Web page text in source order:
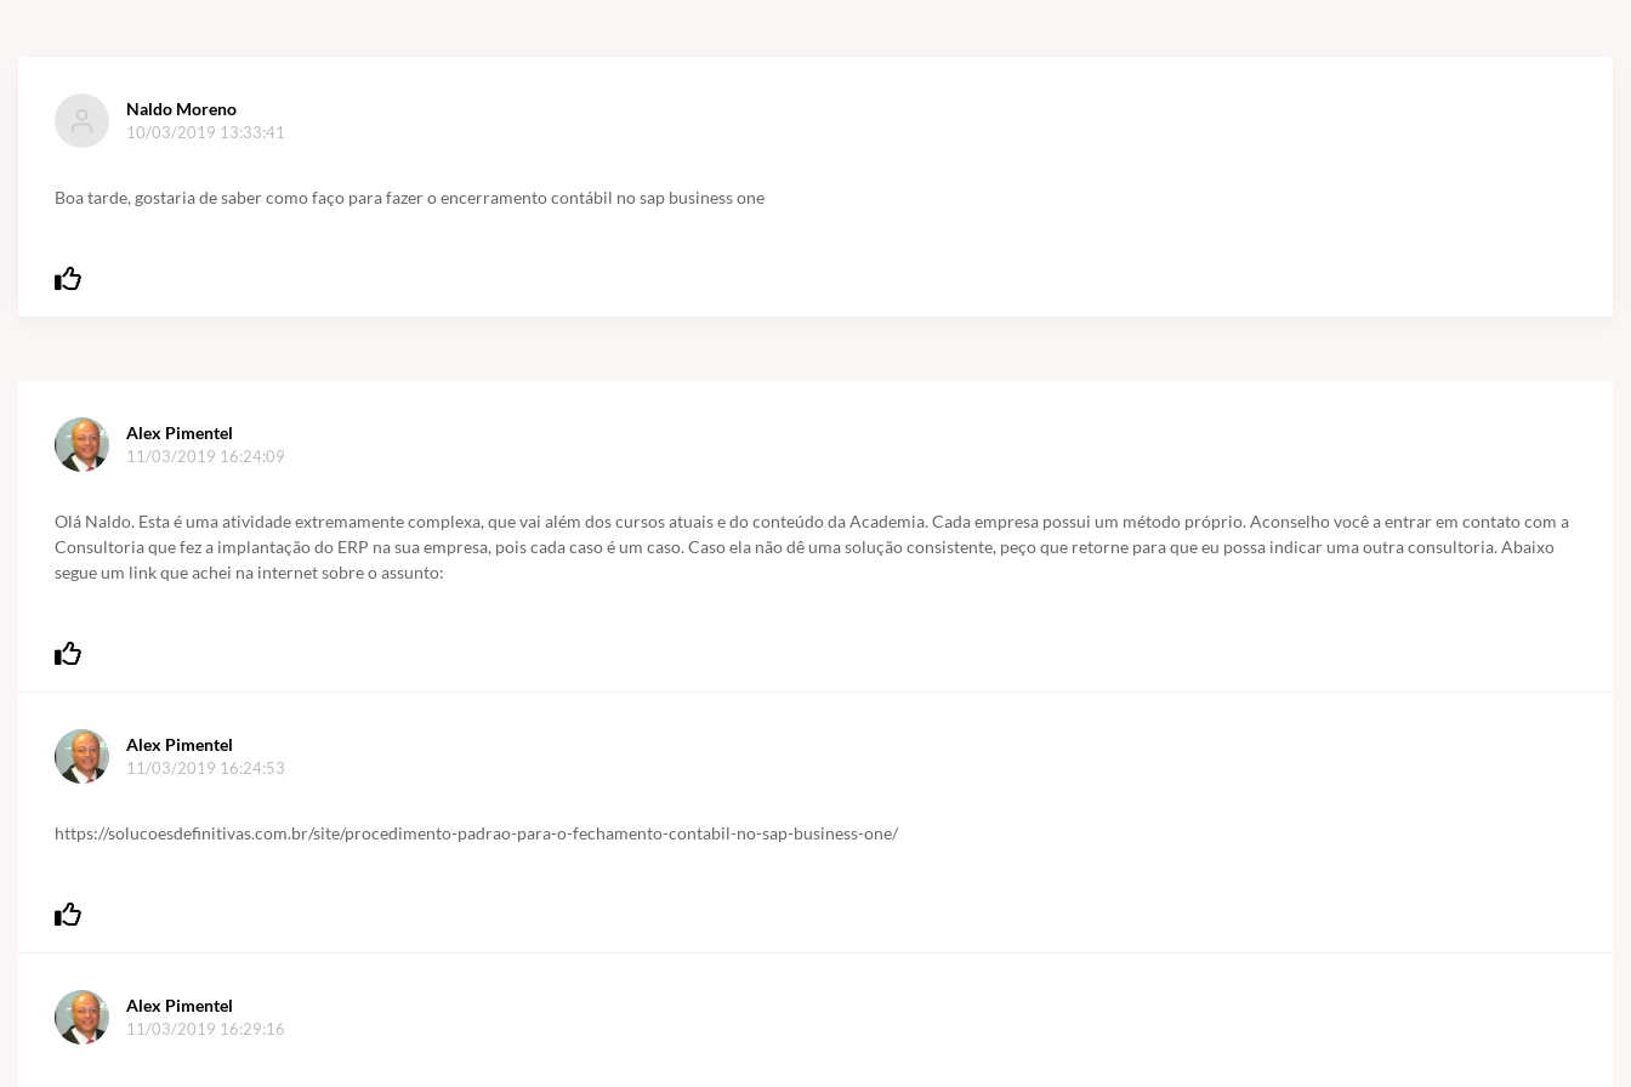
Naldo Moreno
10/03/2019 13:33:41
Boa tarde, gostaria de saber como faço para fazer o encerramento contábil no sap business one
Alex Pimentel
11/03/2019 16:24:09
Olá Naldo. Esta é uma atividade extremamente complexa, que vai além dos cursos atuais e do conteúdo da Academia. Cada empresa possui um método próprio. Aconselho você a entrar em contato com a
Consultoria que fez a implantação do ERP na sua empresa, pois cada caso é um caso. Caso ela não dê uma solução consistente, peço que retorne para que eu possa indicar uma outra consultoria. Abaixo
segue um link que achei na internet sobre o assunto:
Alex Pimentel
11/03/2019 16:24:53
https://solucoesdefinitivas.com.br/site/procedimento-padrao-para-o-fechamento-contabil-no-sap-business-one/
Alex Pimentel
11/03/2019 16:29:16